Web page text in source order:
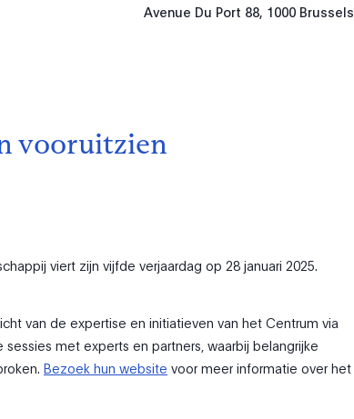
Avenue Du Port 88, 1000 Brussels
vooruitzien
viert zijn vijfde verjaardag op 28 januari 2025.
van de expertise en initiatieven van het Centrum via
met experts en partners, waarbij belangrijke
Bezoek hun website voor meer informatie over het